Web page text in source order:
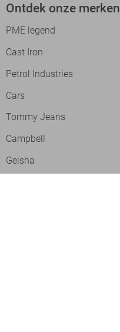
Ontdek onze merken
PME legend
Cast Iron
Petrol Industries
Cars
Tommy Jeans
Campbell
Geisha